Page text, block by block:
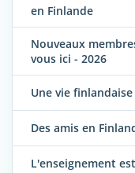
en Finlande
Nouveaux
vous ici - 2026
Une vie finlandaise
Des amis en
L'enseignement